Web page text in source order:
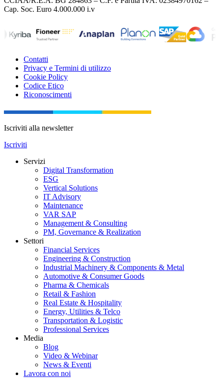
Cap. Soc. Euro 4.000.000 i.v
Contatti
Privacy e Termini di utilizzo
Cookie Policy
Codice Etico
Riconoscimenti
Iscriviti alla newsletter
Iscriviti
Servizi
Digital Transformation
ESG
Vertical Solutions
IT Advisory
Maintenance
VAR SAP
Management & Consulting
PM, Governance & Realization
Settori
Financial Services
Engineering & Construction
Industrial Machinery & Components & Metal
Automotive & Consumer Goods
Pharma & Chemicals
Retail & Fashion
Real Estate & Hospitality
Energy, Utilities & Telco
Transportation & Logistic
Professional Services
Media
Blog
Video & Webinar
News & Eventi
Lavora con noi